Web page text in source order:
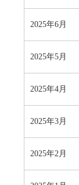
2025年6月
2025年5月
2025年4月
2025年3月
2025年2月